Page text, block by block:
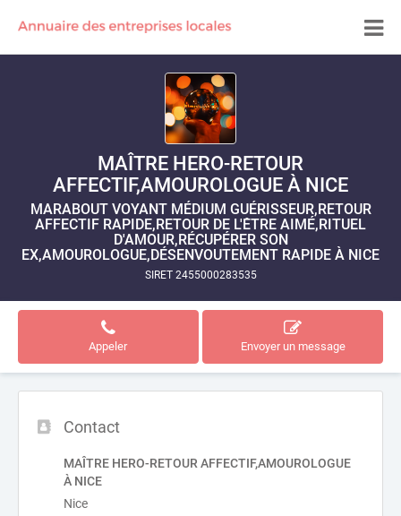
MAÎTRE HERO-RETOUR
AFFECTIF,AMOUROLOGUE À NICE
MARABOUT VOYANT MÉDIUM GUÉRISSEUR,RETOUR
AFFECTIF RAPIDE,RETOUR DE L'ÊTRE AIMÉ,RITUEL
D'AMOUR,RÉCUPÉRER SON
EX,AMOUROLOGUE,DÉSENVOUTEMENT RAPIDE À NICE
SIRET 2455000283535
Appeler Envoyer un message
Contact
MAÎTRE HERO-RETOUR AFFECTIF,AMOUROLOGUE
À NICE
Nice